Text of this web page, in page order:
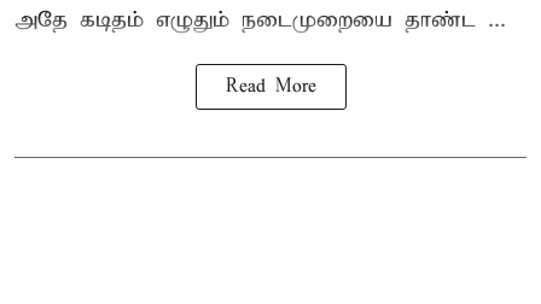
அதே கடிதம் எழுதும் நடைமுறையை தாண்ட ...
Read More